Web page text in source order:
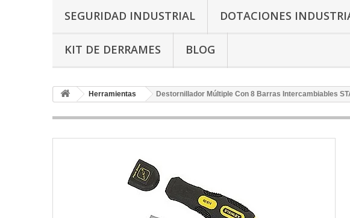
SEGURIDAD INDUSTRIAL DOTACIONES
KIT DE DERRAMES BLOG
Herramientas Destornillador Múltiple Con 8 Barras Intercambiables